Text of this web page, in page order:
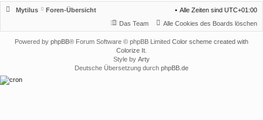
Mytilus Foren-Übersicht Alle Zeiten sind UTC+01:00
Alle Cookies des Boards löschen
Das Team
Powered by phpBB® Forum Software © phpBB Limited Color scheme created with
Colorize It
Style by Arty
Deutsche Übersetzung durch phpBB.de